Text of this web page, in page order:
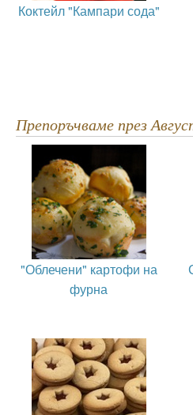
Коктейл "Кампари сода"
Препоръчваме през
"Облечени" картофи на
фурна